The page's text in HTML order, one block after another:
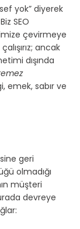
yok” diyerek
SEO
çevirmeye
ancak
dışında
emek, sabır ve
geri
olmadığı
müşteri
devreye